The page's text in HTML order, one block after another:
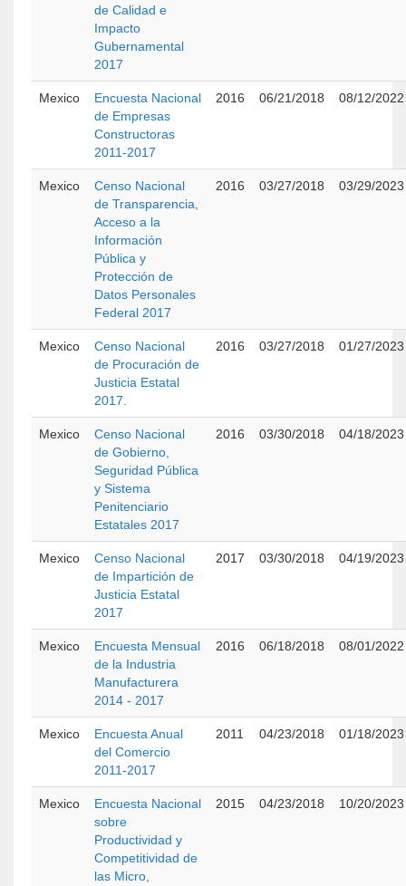
de Calidad e
Impacto
Gubernamental
2017
Mexico
Encuesta Nacional
de Empresas
Constructoras
2011-2017
2016 06/21/2018 08/12/2022
Mexico
Censo Nacional
de Transparencia,
Acceso a la
Información
Pública y
Protección de
Datos Personales
Federal 2017
2016 03/27/2018 03/29/2023
Mexico
Censo Nacional
de Procuración de
Justicia Estatal
2017.
2016 03/27/2018 01/27/2023
Mexico
Censo Nacional
de Gobierno,
Seguridad Pública
y Sistema
Penitenciario
Estatales 2017
2016 03/30/2018 04/18/2023
Mexico
Censo Nacional
de Impartición de
Justicia Estatal
2017
2017 03/30/2018 04/19/2023
Mexico
Encuesta Mensual
de la Industria
Manufacturera
2014 - 2017
2016 06/18/2018 08/01/2022
Mexico
Encuesta Anual
del Comercio
2011-2017
2011 04/23/2018 01/18/2023
Mexico
Encuesta Nacional
sobre
Productividad y
Competitividad de
las Micro,
2015 04/23/2018 10/20/2023